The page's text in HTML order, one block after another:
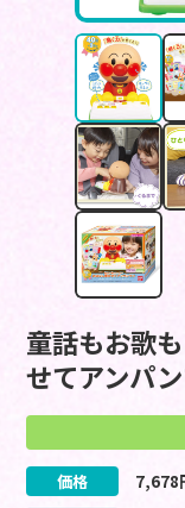
童話もお歌
せてアンパ
価格 7,678